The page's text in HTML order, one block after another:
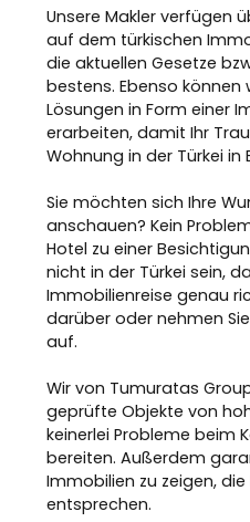
Unsere Makler verfügen
auf dem türkischen
die aktuellen Gesetze
bestens. Ebenso können
Lösungen in Form einer
erarbeiten, damit Ihr
Wohnung in der Türkei in
Sie möchten sich Ihre
anschauen? Kein
Hotel zu einer
nicht in der Türkei sein,
Immobilienreise genau
darüber oder nehmen
auf.
Wir von Tumuratas
geprüfte Objekte von
keinerlei Probleme beim
bereiten. Außerdem
Immobilien zu zeigen,
entsprechen.